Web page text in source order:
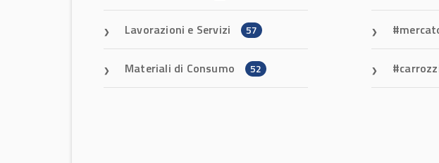
Lavorazioni e Servizi 57
Materiali di Consumo 52